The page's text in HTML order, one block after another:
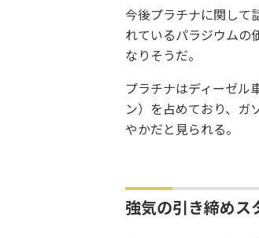
今後プラチナに関して
れているパラジウムの
なりそうだ。
プラチナはディーゼル
ン）を占めており、ガ
やかだと見られる。
強気の引き締めス